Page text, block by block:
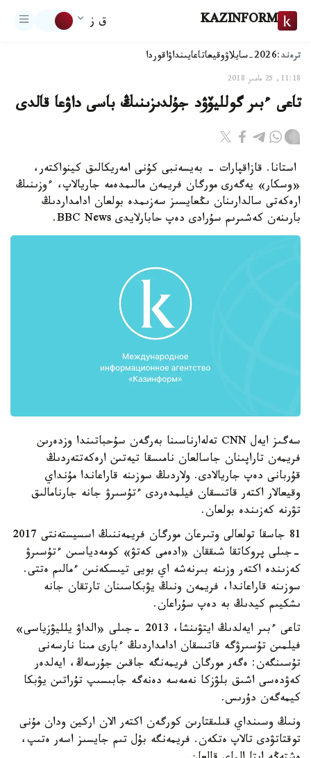
KAZINFORM ق ز
ترەند:2026-سايلاۋ وقيعاتاعايىنداۋاقوردا
11:18, 25 مامىر 2018
تاعى ءبىر گولليۆۋد جۇلدىزىنىڭ باسى داۋعا قالدى
استانا. قازاقپارات - بەيسەنبى كۇنى امەريكالىق كينواكتەر،
«وسكار» يەگەرى مورگان فريمەن مالىمدەمە جاريالاپ، ءوزىنىڭ
ارەكەتى سالدارىنان ىڭعايسىز سەزىمدە بولعان ادامداردىڭ
بارىنەن كەشىرىم سۇرادى دەپ حابارلايدى BBC News.
سەگىز ايەل CNN تەلەارناسىنا بەرگەن سۇحباتىندا وزدەرىن
فريمەن تاراپىنان جاسالعان نامىسقا تيەتىن ارەكەتتەردىڭ
قۇربانى دەپ جاريالادى. ولاردىڭ سوزىنە قاراعاندا مۇنداي
وقيعالار اكتەر قاتىسقان فيلمدەردى ءتۇسىرۋ جانە جارنامالىق
تۋرنە كەزىندە بولعان.
81 جاسقا تولعالى وتىرعان مورگان فريمەننىڭ اسسيستەنتى 2017
-جىلى پروكاتقا شىققان «ادەمى كەتۋ» كومەدياسىن ءتۇسىرۋ
كەزىندە اكتەر وزىنە بىرنەشە اي بويى تيىسكەنىن ءمالىم ەتتى.
سوزىنە قاراعاندا، فريمەن ونىڭ يۋبكاسىنان تارتقان جانە
ىشكيىم كيدىڭ بە دەپ سۇراعان.
تاعى ءبىر ايەلدىڭ ايتۋىنشا، 2013 -جىلى «الداۋ يلليۋزياسى»
فيلمىن تۇسىرۋگە قاتىسقان ادامداردىڭ ءبارى مىنا نارسەنى
تۇسىنگەن: ەگەر مورگان فريمەنگە جاقىن جۇرسەڭ، ايەلدەر
كەۋدەسى اشىق بلۋزكا نەمەسە دەنەگە جابىسىپ تۇراتىن يۋبكا
كيمەگەن دۇرىس.
ونىڭ وسىنداي قىلىقتارىن كورگەن اكتەر الان اركين ودان مۇنى
توقتاتۋدى تالاپ ەتكەن. فريمەنگە بۇل تىم جايسىز اسەر ەتىپ،